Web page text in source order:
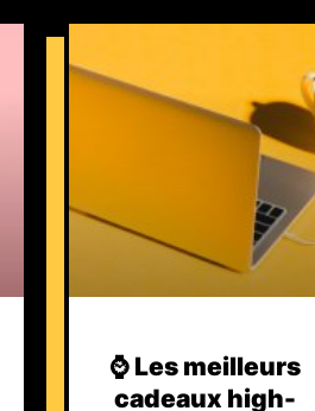
⌚️ Les meilleurs
cadeaux high-